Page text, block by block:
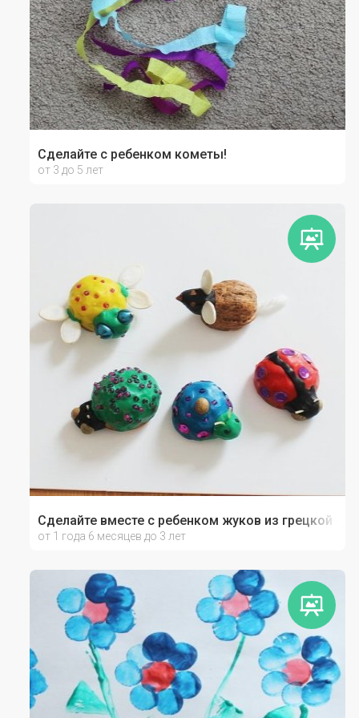
Сделайте с ребенком кометы!
от 3 до 5 лет
Сделайте вместе с ребенком жуков из грецкой
от 1 года 6 месяцев до 3 лет